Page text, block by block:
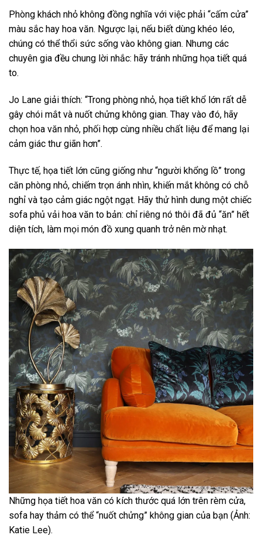
Phòng khách nhỏ không đồng nghĩa với việc phải “cấm cửa”
màu sắc hay hoa văn. Ngược lại, nếu biết dùng khéo léo,
chúng có thể thổi sức sống vào không gian. Nhưng các
chuyên gia đều chung lời nhắc: hãy tránh những họa tiết quá
to.
Jo Lane giải thích: “Trong phòng nhỏ, họa tiết khổ lớn rất dễ
gây chói mắt và nuốt chửng không gian. Thay vào đó, hãy
chọn hoa văn nhỏ, phối hợp cùng nhiều chất liệu để mang lại
cảm giác thư giãn hơn”.
Thực tế, họa tiết lớn cũng giống như “người khổng lồ” trong
căn phòng nhỏ, chiếm trọn ánh nhìn, khiến mắt không có chỗ
nghỉ và tạo cảm giác ngột ngạt. Hãy thử hình dung một chiếc
sofa phủ vải hoa văn to bản: chỉ riêng nó thôi đã đủ “ăn” hết
diện tích, làm mọi món đồ xung quanh trở nên mờ nhạt.
Những họa tiết hoa văn có kích thước quá lớn trên rèm cửa,
sofa hay thảm có thể “nuốt chửng” không gian của bạn (Ảnh:
Katie Lee).